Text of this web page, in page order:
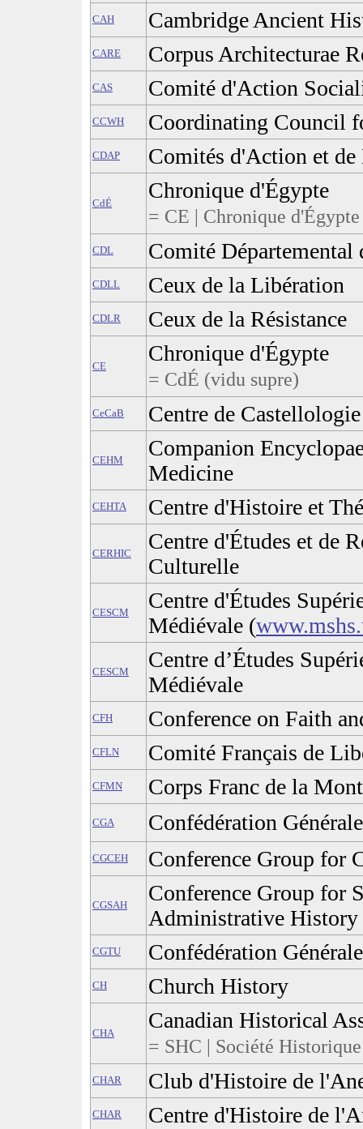
CAH Cambridge Ancient
CARE Corpus Architecturae
CAS Comité d'Action
CCWH Coordinating Council
CDAP Comités d'Action et de
CdÉ
Chronique d'Égypte
= CE | Chronique
CDL Comité Départemental
CDLL Ceux de la Libération
CDLR Ceux de la Résistance
CE
Chronique d'Égypte
= CdÉ (vidu supre)
CeCaB Centre de
CEHM
Companion
Medicine
CEHTA Centre d'Histoire et
CERHIC
Centre d'Études et de
Culturelle
CESCM
Centre d'Études
Médiévale (
CESCM
Centre d’Études
Médiévale
CFH Conference on Faith
CFLN Comité Français de
CFMN Corps Franc de la
CGA Confédération
CGCEH Conference Group for
CGSAH
Conference Group for
Administrative History
CGTU Confédération
CH Church History
CHA
Canadian Historical
= SHC | Société
CHAR Club d'Histoire de
CHAR Centre d'Histoire de